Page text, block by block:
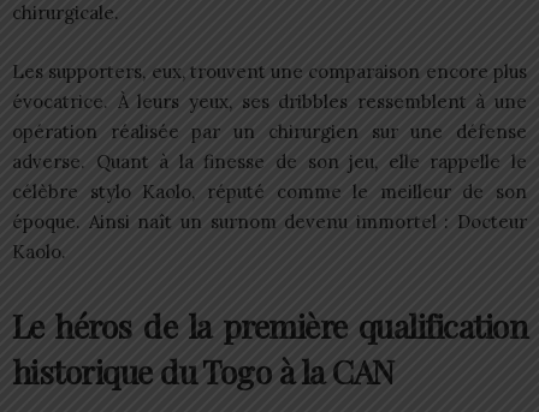
chirurgicale.
Les supporters, eux, trouvent une comparaison encore plus
évocatrice. À leurs yeux, ses dribbles ressemblent à une
opération réalisée par un chirurgien sur une défense
adverse. Quant à la finesse de son jeu, elle rappelle le
célèbre stylo Kaolo, réputé comme le meilleur de son
époque. Ainsi naît un surnom devenu immortel : Docteur
Kaolo.
Le héros de la première qualification
historique du Togo à la CAN